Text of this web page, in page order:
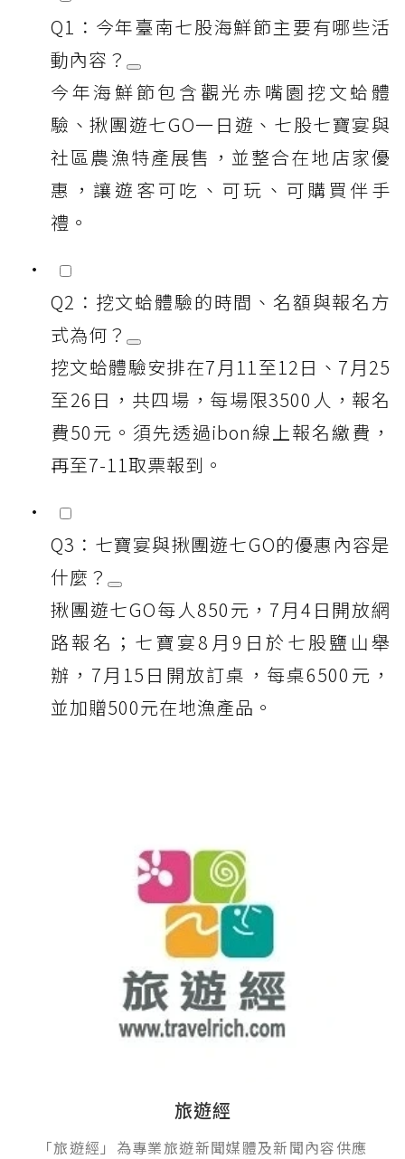
Q1：今年臺南七股海鮮節主要有哪些活
動內容？
今年海鮮節包含觀光赤嘴園挖文蛤體
驗、揪團遊七GO一日遊、七股七寶宴與
社區農漁特產展售，並整合在地店家優
惠，讓遊客可吃、可玩、可購買伴手
禮。
Q2：挖文蛤體驗的時間、名額與報名方
式為何？
挖文蛤體驗安排在7月11至12日、7月25
至26日，共四場，每場限3500人，報名
費50元。須先透過ibon線上報名繳費，
再至7-11取票報到。
Q3：七寶宴與揪團遊七GO的優惠內容是
什麼？
揪團遊七GO每人850元，7月4日開放網
路報名；七寶宴8月9日於七股鹽山舉
辦，7月15日開放訂桌，每桌6500元，
並加贈500元在地漁產品。
旅遊經
「旅遊經」為專業旅遊新聞媒體及新聞內容供應